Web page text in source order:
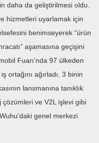
daha da geliştirilmesi oldu.
hizmetleri uyarlamak için
benimseyerek “ürün
aşamasına geçişini
Fuarı’nda 97 ülkeden
ortağını ağırladı. 3 binin
lansmanına tanıklık
çözümleri ve V2L işlevi gibi
genel merkezi